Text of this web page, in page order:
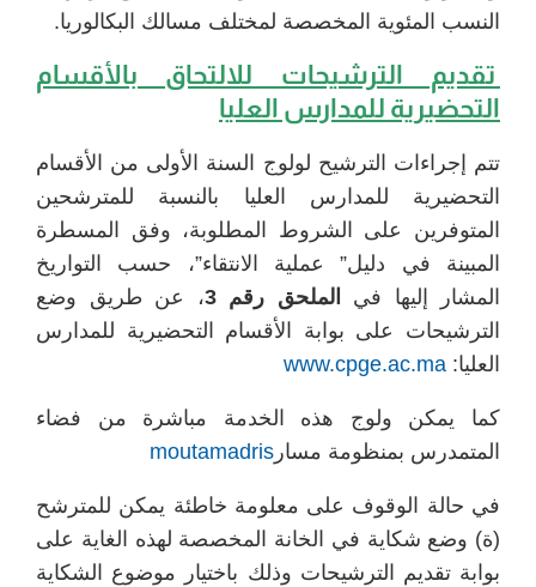
النسب المئوية المخصصة لمختلف مسالك البكالوريا.
تقديم الترشيحات للالتحاق بالأقسام
التحضيرية للمدارس العليا
تتم إجراءات الترشيح لولوج السنة الأولى من الأقسام
التحضيرية للمدارس العليا بالنسبة للمترشحين
المتوفرين على الشروط المطلوبة، وفق المسطرة
المبينة في دليل” عملية الانتقاء”، حسب التواريخ
المشار إليها في
الملحق رقم 3 ، عن طريق وضع
الترشيحات على بوابة الأقسام التحضيرية للمدارس
العليا: www.cpge.ac.ma
كما يمكن ولوج هذه الخدمة مباشرة من فضاء
المتمدرس بمنظومة مسار moutamadris
في حالة الوقوف على معلومة خاطئة يمكن للمترشح
(ة) وضع شكاية في الخانة المخصصة لهذه الغاية على
بوابة تقديم الترشيحات وذلك باختيار موضوع الشكاية